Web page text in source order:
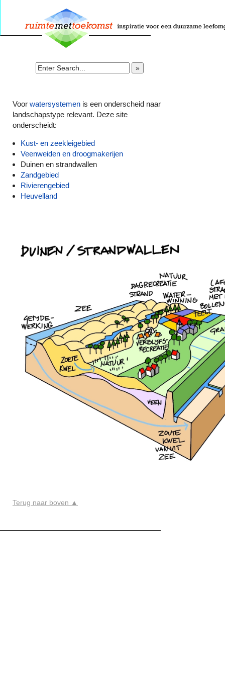
»
Voor watersystemen is een onderscheid naar
landschapstype relevant. Deze site
onderscheidt:
Kust- en zeekleigebied
Veenweiden en droogmakerijen
Duinen en strandwallen
Zandgebied
Rivierengebied
Heuvelland
Terug naar boven ▲